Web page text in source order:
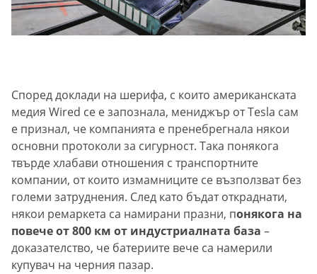
Според доклади на шерифа, с които американската
медия Wired се е запознала, мениджър от Tesla сам
е признал, че компанията е пренебрегнала някои
основни протоколи за сигурност. Така понякога
твърде хлабави отношения с транспортните
компании, от които измамниците се възползват без
големи затруднения. След като бъдат откраднати,
някои ремаркета са намирани празни, понякога на
повече от 800 км от индустриалната база –
доказателство, че батериите вече са намерили
купувач на черния пазар.